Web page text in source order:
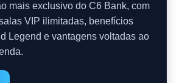
mais exclusivo do C6 Bank, com
VIP ilimitadas, benefícios
Legend e vantagens voltadas ao